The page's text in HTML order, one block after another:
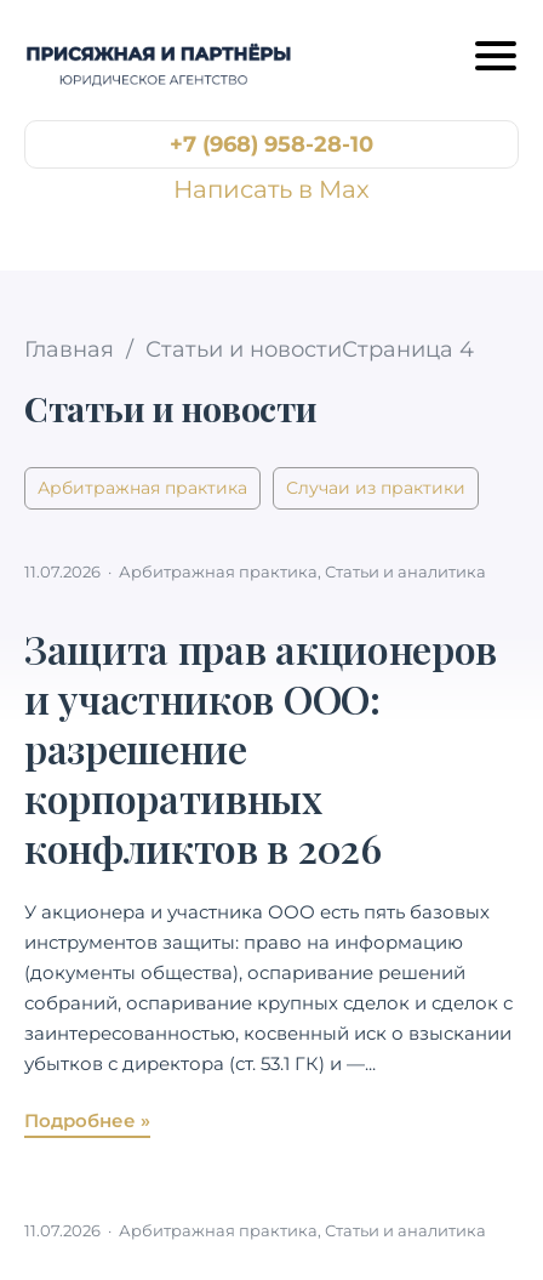
+7 (968) 958-28-10
Написать в Max
Главная / Статьи и новостиСтраница 4
Статьи и новости
Арбитражная практика Случаи из практики
11.07.2026 · Арбитражная практика, Статьи и аналитика
Защита прав акционеров
и участников ООО:
разрешение
корпоративных
конфликтов в 2026
У акционера и участника ООО есть пять базовых
инструментов защиты: право на информацию
(документы общества), оспаривание решений
собраний, оспаривание крупных сделок и сделок с
заинтересованностью, косвенный иск о взыскании
убытков с директора (ст. 53.1 ГК) и —...
Подробнее »
11.07.2026 · Арбитражная практика, Статьи и аналитика